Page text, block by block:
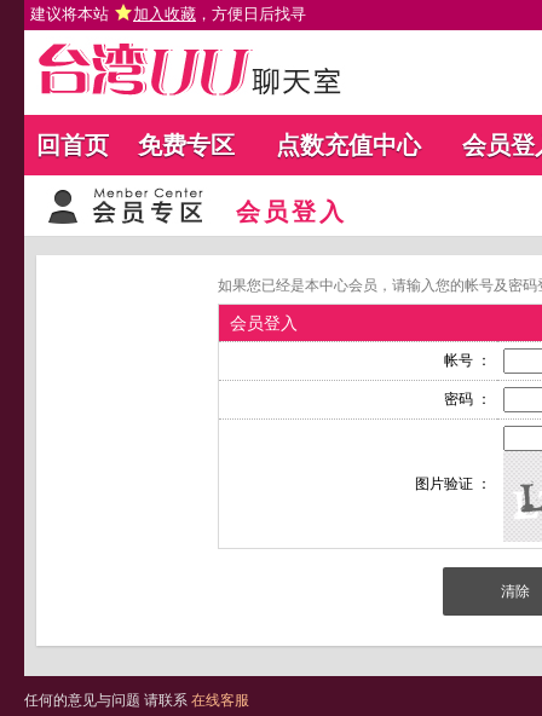
建议将本站 加入收藏 ，方便日后找寻
回首页 免费专区 点数充值中心 会员登
会员登入
如果您已经是本中心会员，请输入您的帐号及密
会员登入
帐号 ：
密码 ：
图片验证 ：
任何的意见与问题 请联系 在线客服